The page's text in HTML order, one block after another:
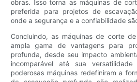
obras. Isso torna as máquinas de
preferida para projetos de
onde a segurança e a confiabilidade
Concluindo, as máquinas de corte
ampla gama de vantagens para
profunda, desde seu impacto
incomparável até sua
poderosas máquinas redefiniram a